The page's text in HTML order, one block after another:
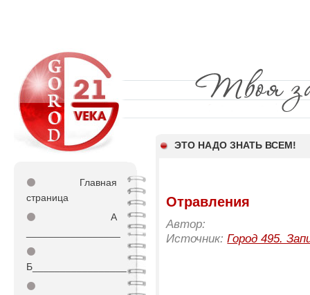
ЭТО НАДО ЗНАТЬ ВСЕМ!
⚫
Главная
страница
⚫
А
⚫
Б_________________
⚫
Отравления
Автор:
Источник:Город 495.